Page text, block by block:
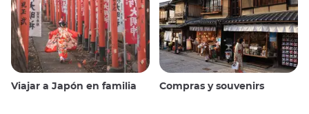
Viajar a Japón en familia Compras y souvenirs